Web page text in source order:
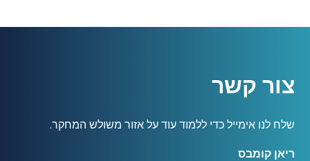
צור קשר
שלח לנו אימייל כדי ללמוד עוד על אזור משולש המחקר.
ריאן קומבס